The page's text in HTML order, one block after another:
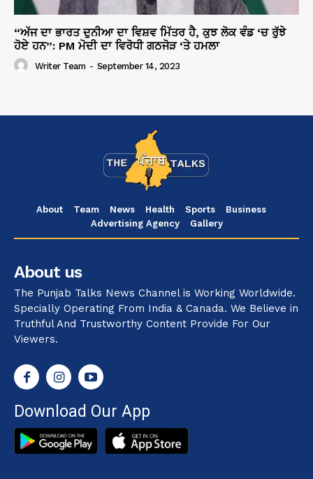
“ਅੱਜ ਦਾ ਭਾਰਤ ਦੁਨੀਆ ਦਾ ਵਿਸ਼ਵ ਮਿੱਤਰ ਹੈ, ਕੁਝ ਲੋਕ ਵੰਡ ‘ਚ ਰੁੱਝੇ
ਹੋਏ ਹਨ”: PM ਮੋਦੀ ਦਾ ਵਿਰੋਧੀ ਗਠਜੋੜ ‘ਤੇ ਹਮਲਾ
Writer Team - September 14, 2023
About Team News Health Sports
Business
Advertising Agency
Gallery
About us
The Punjab Talks News Channel is Working Worldwide.
Specially Operating From India & Canada. We Believe in
Truthful And Trustworthy Content Provide For Our
Viewers.
Download Our App